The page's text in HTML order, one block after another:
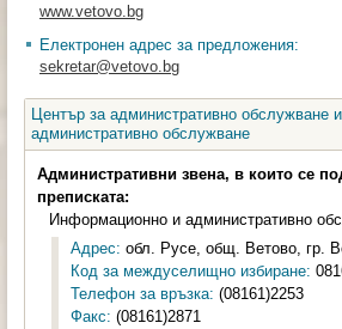
www.vetovo.bg
Електронен адрес за предложения:
sekretar@vetovo.bg
Център за административно обслужване
административно обслужване
Административни звена, в които се
преписката:
Информационно и административно
Адрес: обл. Русе, общ. Ветово, гр.
Код за междуселищно избиране:
Телефон за връзка: (08161)2253
Факс: (08161)2871